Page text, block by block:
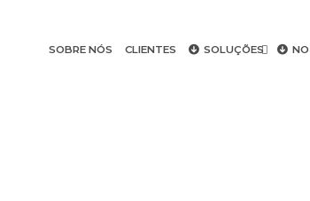
SOBRE NÓS CLIENTES SOLUÇÕES